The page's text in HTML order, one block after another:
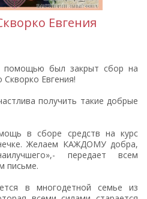
Евгения
помощью был закрыт сбор на
Евгения!
получить такие добрые
в сборе средств на курс
Желаем КАЖДОМУ добра,
передает всем
письме.
в многодетной семье из